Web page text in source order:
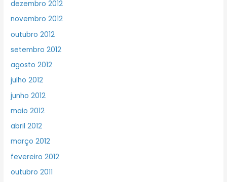
dezembro 2012
novembro 2012
outubro 2012
setembro 2012
agosto 2012
julho 2012
junho 2012
maio 2012
abril 2012
março 2012
fevereiro 2012
outubro 2011